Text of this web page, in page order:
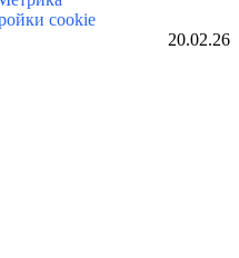
cookie
20.02.26